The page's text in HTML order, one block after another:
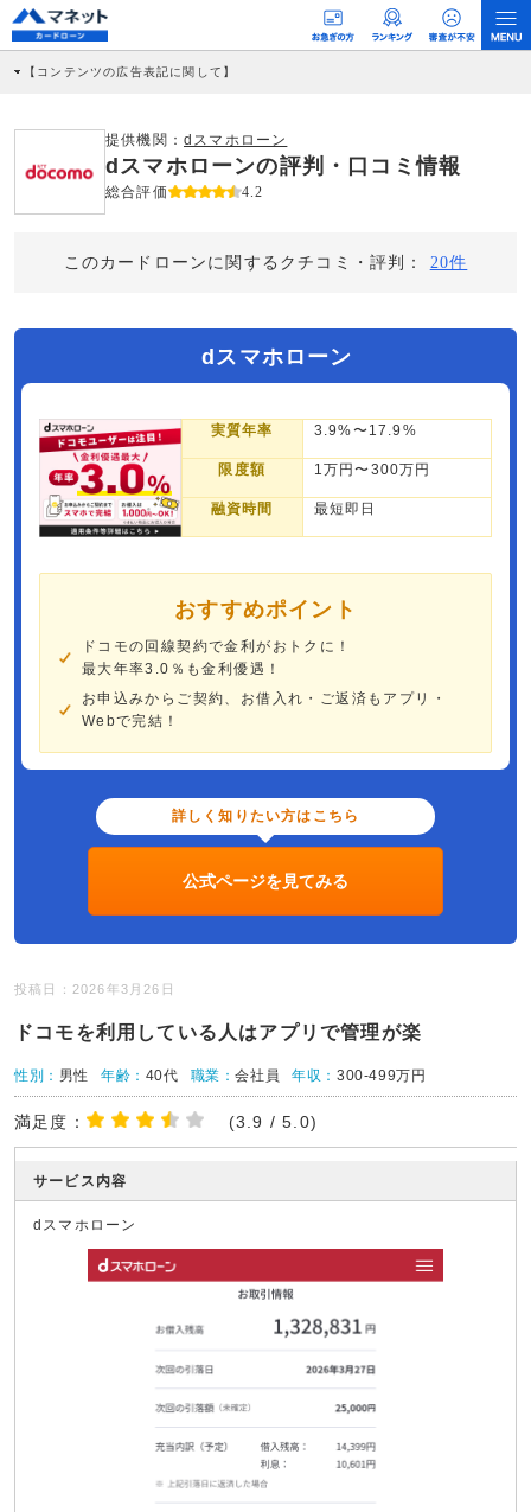
【コンテンツの広告表記に関して】
社に対して企業から紹介報酬が支払われるという収益モデルです。 ただし、特定の
商品を根拠なくPRするものではなく、当編集部の調査／ユーザーへの口コミ収集な
どに基づき、公平性を担保した情報提供を行っています。
提供機関： dスマホローン
dスマホローンの評判・口コミ情報
総合評価 4.2
このカードローンに関するクチコミ・評判： 20件
dスマホローン
実質年率 3.9%〜17.9%
限度額 1万円〜300万円
融資時間 最短即日
おすすめポイント
ドコモの回線契約で金利がおトクに！
最大年率3.0％も金利優遇！
お申込みからご契約、お借入れ・ご返済もアプリ・
Webで完結！
詳しく知りたい方はこちら
公式ページを見てみる
投稿日：2026年3月26日
ドコモを利用している人はアプリで管理が楽
性別： 男性 年齢： 40代 職業：会社員 年収：300-499万円
満足度： (3.9 / 5.0)
サービス内容
dスマホローン